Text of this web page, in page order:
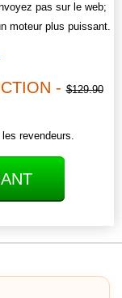
pas sur le web;
moteur plus puissant.
-$129.90
revendeurs.